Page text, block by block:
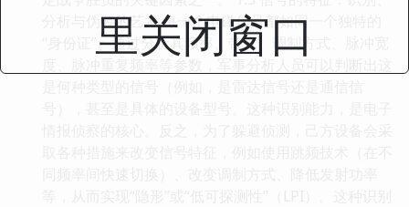
里关闭窗口